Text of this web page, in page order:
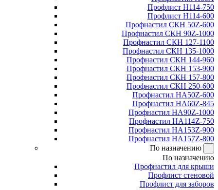
Профлист Н114-750
Профлист Н114-600
Профнастил СКН 50Z-600
Профнастил СКН 90Z-1000
Профнастил СКН 127-1100
Профнастил СКН 135-1000
Профнастил СКН 144-960
Профнастил СКН 153-900
Профнастил СКН 157-800
Профнастил СКН 250-600
Профнастил НА50Z-600
Профнастил НА60Z-845
Профнастил НА90Z-1000
Профнастил НА114Z-750
Профнастил НА153Z-900
Профнастил НА157Z-800
По назначению
По назначению
Профнастил для крыши
Профлист стеновой
Профлист для заборов